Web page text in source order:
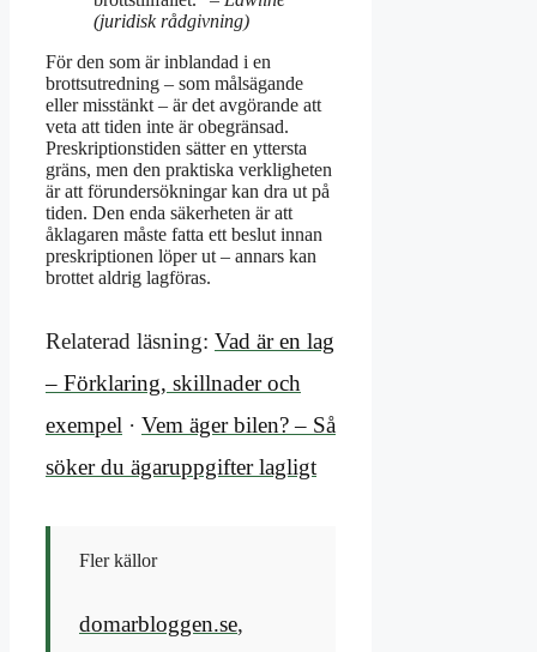
(juridisk rådgivning)
För den som är inblandad i en
brottsutredning – som målsägande
eller misstänkt – är det avgörande att
veta att tiden inte är obegränsad.
Preskriptionstiden sätter en yttersta
gräns, men den praktiska verkligheten
är att förundersökningar kan dra ut på
tiden. Den enda säkerheten är att
åklagaren måste fatta ett beslut innan
preskriptionen löper ut – annars kan
brottet aldrig lagföras.
Relaterad läsning: Vad är en lag
– Förklaring, skillnader och
exempel · Vem äger bilen? – Så
söker du ägaruppgifter lagligt
Fler källor
domarbloggen.se,